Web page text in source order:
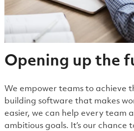
Opening up the
We empower teams to achieve
building software that makes
easier, we can help every team
ambitious goals. It’s our chance